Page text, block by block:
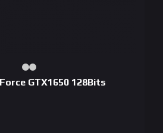
GTX1650 128Bits